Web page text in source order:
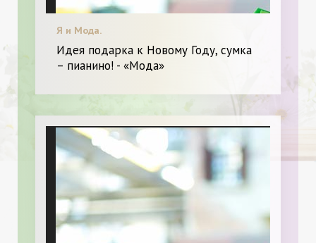
Я и Мода.
Идея подарка к Новому Году, сумка
– пианино! - «Мода»